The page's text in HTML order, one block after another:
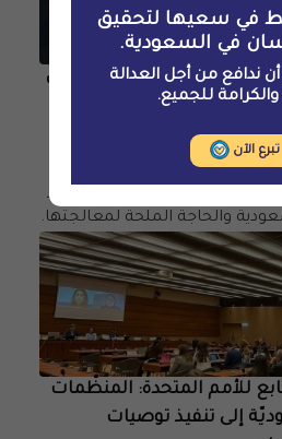
في حدث جانبي في جنيف حول
خلال الدورة السادسة
التابع للأمم المتحدة،
الحكومية الضوء على تدهور
والحاجة الملحة لمعالجتها.
للأمم المتحدة: المنظّمات
إلى تنفيذ توصيات
في سعيها لتحقيق
في السعودية.
ندافع من أجل العدالة
والكرامة للجميع.
تبرع الآن